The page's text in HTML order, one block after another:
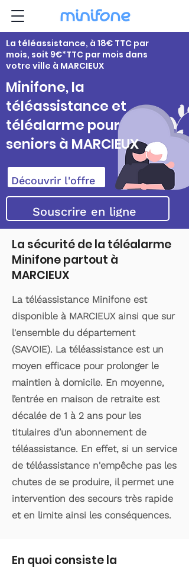
La téléassistance, à 18€ TTC par
mois, soit 9€*TTC par mois dans
votre ville à MARCIEUX
Minifone, la
téléassistance et
téléalarme pour
seniors à MARCIEUX
Découvrir l'offre
Souscrire en ligne
La sécurité de la téléalarme
Minifone partout à
MARCIEUX
La téléassistance Minifone est
disponible à MARCIEUX ainsi que sur
l'ensemble du département
(SAVOIE). La téléassistance est un
moyen efficace pour prolonger le
maintien à domicile. En moyenne,
l’entrée en maison de retraite est
décalée de 1 à 2 ans pour les
titulaires d’un abonnement de
téléassistance. En effet, si un service
de téléassistance n'empêche pas les
chutes de se produire, il permet une
intervention des secours très rapide
et en limite ainsi les conséquences.
En quoi consiste la